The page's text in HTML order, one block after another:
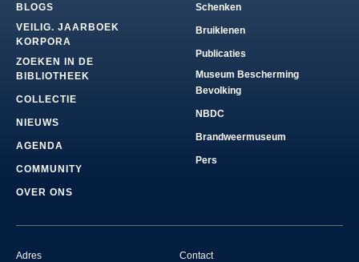
BLOGS
VEILIG. JAARBOEK
KORPORA
ZOEKEN IN DE
BIBLIOTHEEK
COLLECTIE
NIEUWS
AGENDA
COMMUNITY
OVER ONS
Schenken
Bruiklenen
Publicaties
Museum Bescherming
Bevolking
NBDC
Brandweermuseum
Pers
Adres Contact